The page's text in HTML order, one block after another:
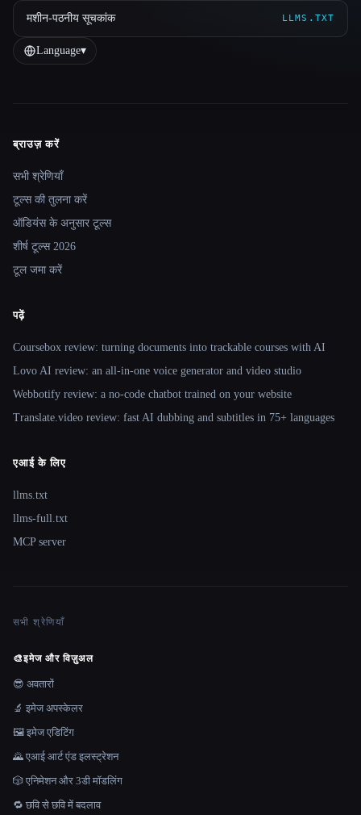
मशीन-पठनीय सूचकांक LLMS.TXT
Language▾
Site navigation
ब्राउज़ करें
सभी श्रेणियाँ
टूल्स की तुलना करें
ऑडियंस के अनुसार टूल्स
शीर्ष टूल्स 2026
टूल जमा करें
पढ़ें
Coursebox review: turning documents into trackable courses with AI
Lovo AI review: an all-in-one voice generator and video studio
Webbotify review: a no-code chatbot trained on your website
Translate.video review: fast AI dubbing and subtitles in 75+ languages
एआई के लिए
llms.txt
llms-full.txt
MCP server
सभी श्रेणियाँ
🎨इमेज और विज़ुअल
😎 अवतारों
🔬 इमेज अपस्केलर
🖼️ इमेज एडिटिंग
🌄 एआई आर्ट एंड इलस्ट्रेशन
🎲 एनिमेशन और 3डी मॉडलिंग
🔁 छवि से छवि में बदलाव